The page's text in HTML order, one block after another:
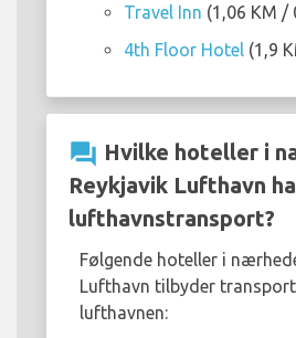
Travel Inn (1,06 KM /
4th Floor Hotel (1,9
question_answer Hvilke hoteller i
Reykjavik Lufthavn
lufthavnstransport?
Følgende hoteller i
Lufthavn tilbyder
lufthavnen: